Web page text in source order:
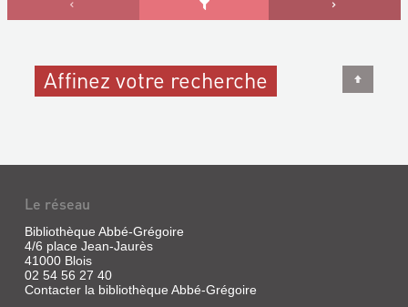
Affinez votre recherche
Le réseau
Bibliothèque Abbé-Grégoire
4/6 place Jean-Jaurès
41000 Blois
02 54 56 27 40
Contacter la bibliothèque Abbé-Grégoire